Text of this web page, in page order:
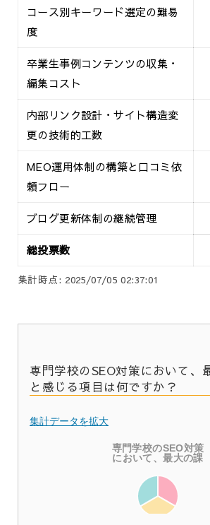
コース別キーワード選定の難易
度
卒業生事例コンテンツの収集・
編集コスト
内部リンク設計・サイト構造変
更の技術的工数
MEO運用体制の構築と口コミ依
頼フロー
ブログ更新体制の継続管理
総投票数
集計時点: 2025/07/05 02:37:01
専門学校のSEO対策において、
と感じる項目は何ですか？
集計データを拡大